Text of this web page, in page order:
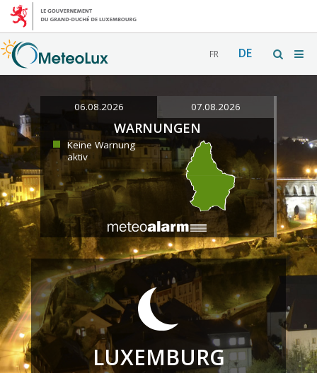
FR DE
06.08.2026 07.08.2026
WARNUNGEN
Keine Warnung
aktiv
LUXEMBURG